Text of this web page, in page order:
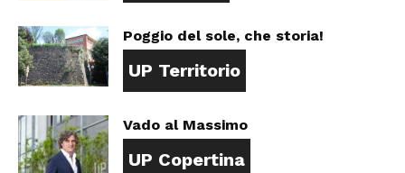
Poggio del sole, che storia!
UP Territorio
Vado al Massimo
UP Copertina